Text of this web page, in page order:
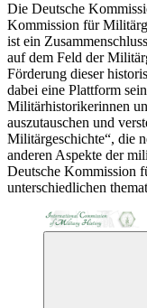
Die Deutsche
Kommission für
ist ein
auf dem Feld der
Förderung dieser
dabei eine Plattform
Militärhistorikerinnen
auszutauschen und
Militärgeschichte“, die
anderen Aspekte der
Deutsche Kommission
unterschiedlichen